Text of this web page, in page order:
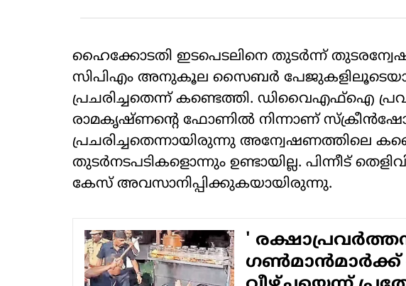
ഹൈക്കോടതി ഇടപെടലിനെ തുടർന്ന്
സിപിഎം അനുകൂല സൈബർ
പ്രചരിച്ചതെന്ന് കണ്ടെത്തി. ഡിവൈഎഫ്‌ഐ
രാമകൃഷ്ണന്റെ ഫോണിൽ നിന്നാണ്
പ്രചരിച്ചതെന്നായിരുന്നു അന്വേഷണത്തിലെ
തുടർനടപടികളൊന്നും ഉണ്ടായില്ല. പിന്നീട്
കേസ് അവസാനിപ്പിക്കുകയായിരുന്നു.
'